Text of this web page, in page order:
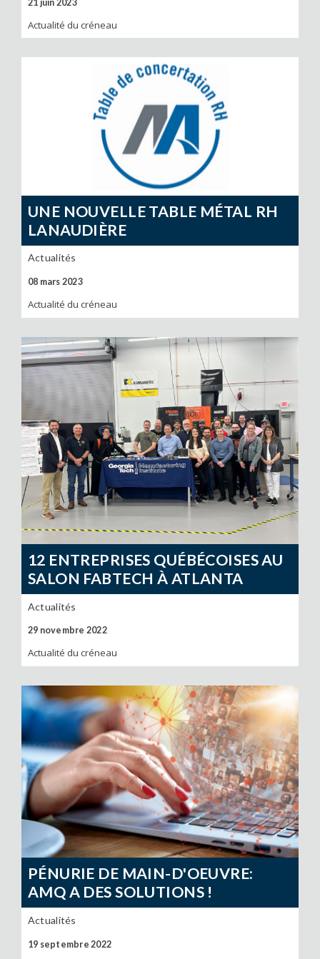
21 juin 2023
Actualité du créneau
UNE NOUVELLE TABLE MÉTAL RH
LANAUDIÈRE
Actualités
08 mars 2023
Actualité du créneau
12 ENTREPRISES QUÉBÉCOISES AU
SALON FABTECH À ATLANTA
Actualités
29 novembre 2022
Actualité du créneau
PÉNURIE DE MAIN-D'OEUVRE:
AMQ A DES SOLUTIONS !
Actualités
19 septembre 2022